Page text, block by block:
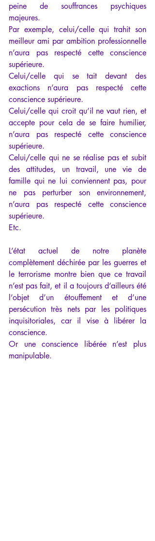
peine de souffrances psychiques
majeures.
Par exemple, celui/celle qui trahit son
meilleur ami par ambition professionnelle
n’aura pas respecté cette conscience
supérieure.
Celui/celle qui se tait devant des
exactions n’aura pas respecté cette
conscience supérieure.
Celui/celle qui croit qu’il ne vaut rien, et
accepte pour cela de se faire humilier,
n’aura pas respecté cette conscience
supérieure.
Celui/celle qui ne se réalise pas et subit
des attitudes, un travail, une vie de
famille qui ne lui conviennent pas, pour
ne pas perturber son environnement,
n’aura pas respecté cette conscience
supérieure.
Etc.
L’état actuel de notre planète
complètement déchirée par les guerres et
le terrorisme montre bien que ce travail
n’est pas fait, et il a toujours d’ailleurs été
l’objet d’un étouffement et d’une
persécution très nets par les politiques
inquisitoriales, car il vise à libérer la
conscience.
Or une conscience libérée n’est plus
manipulable.